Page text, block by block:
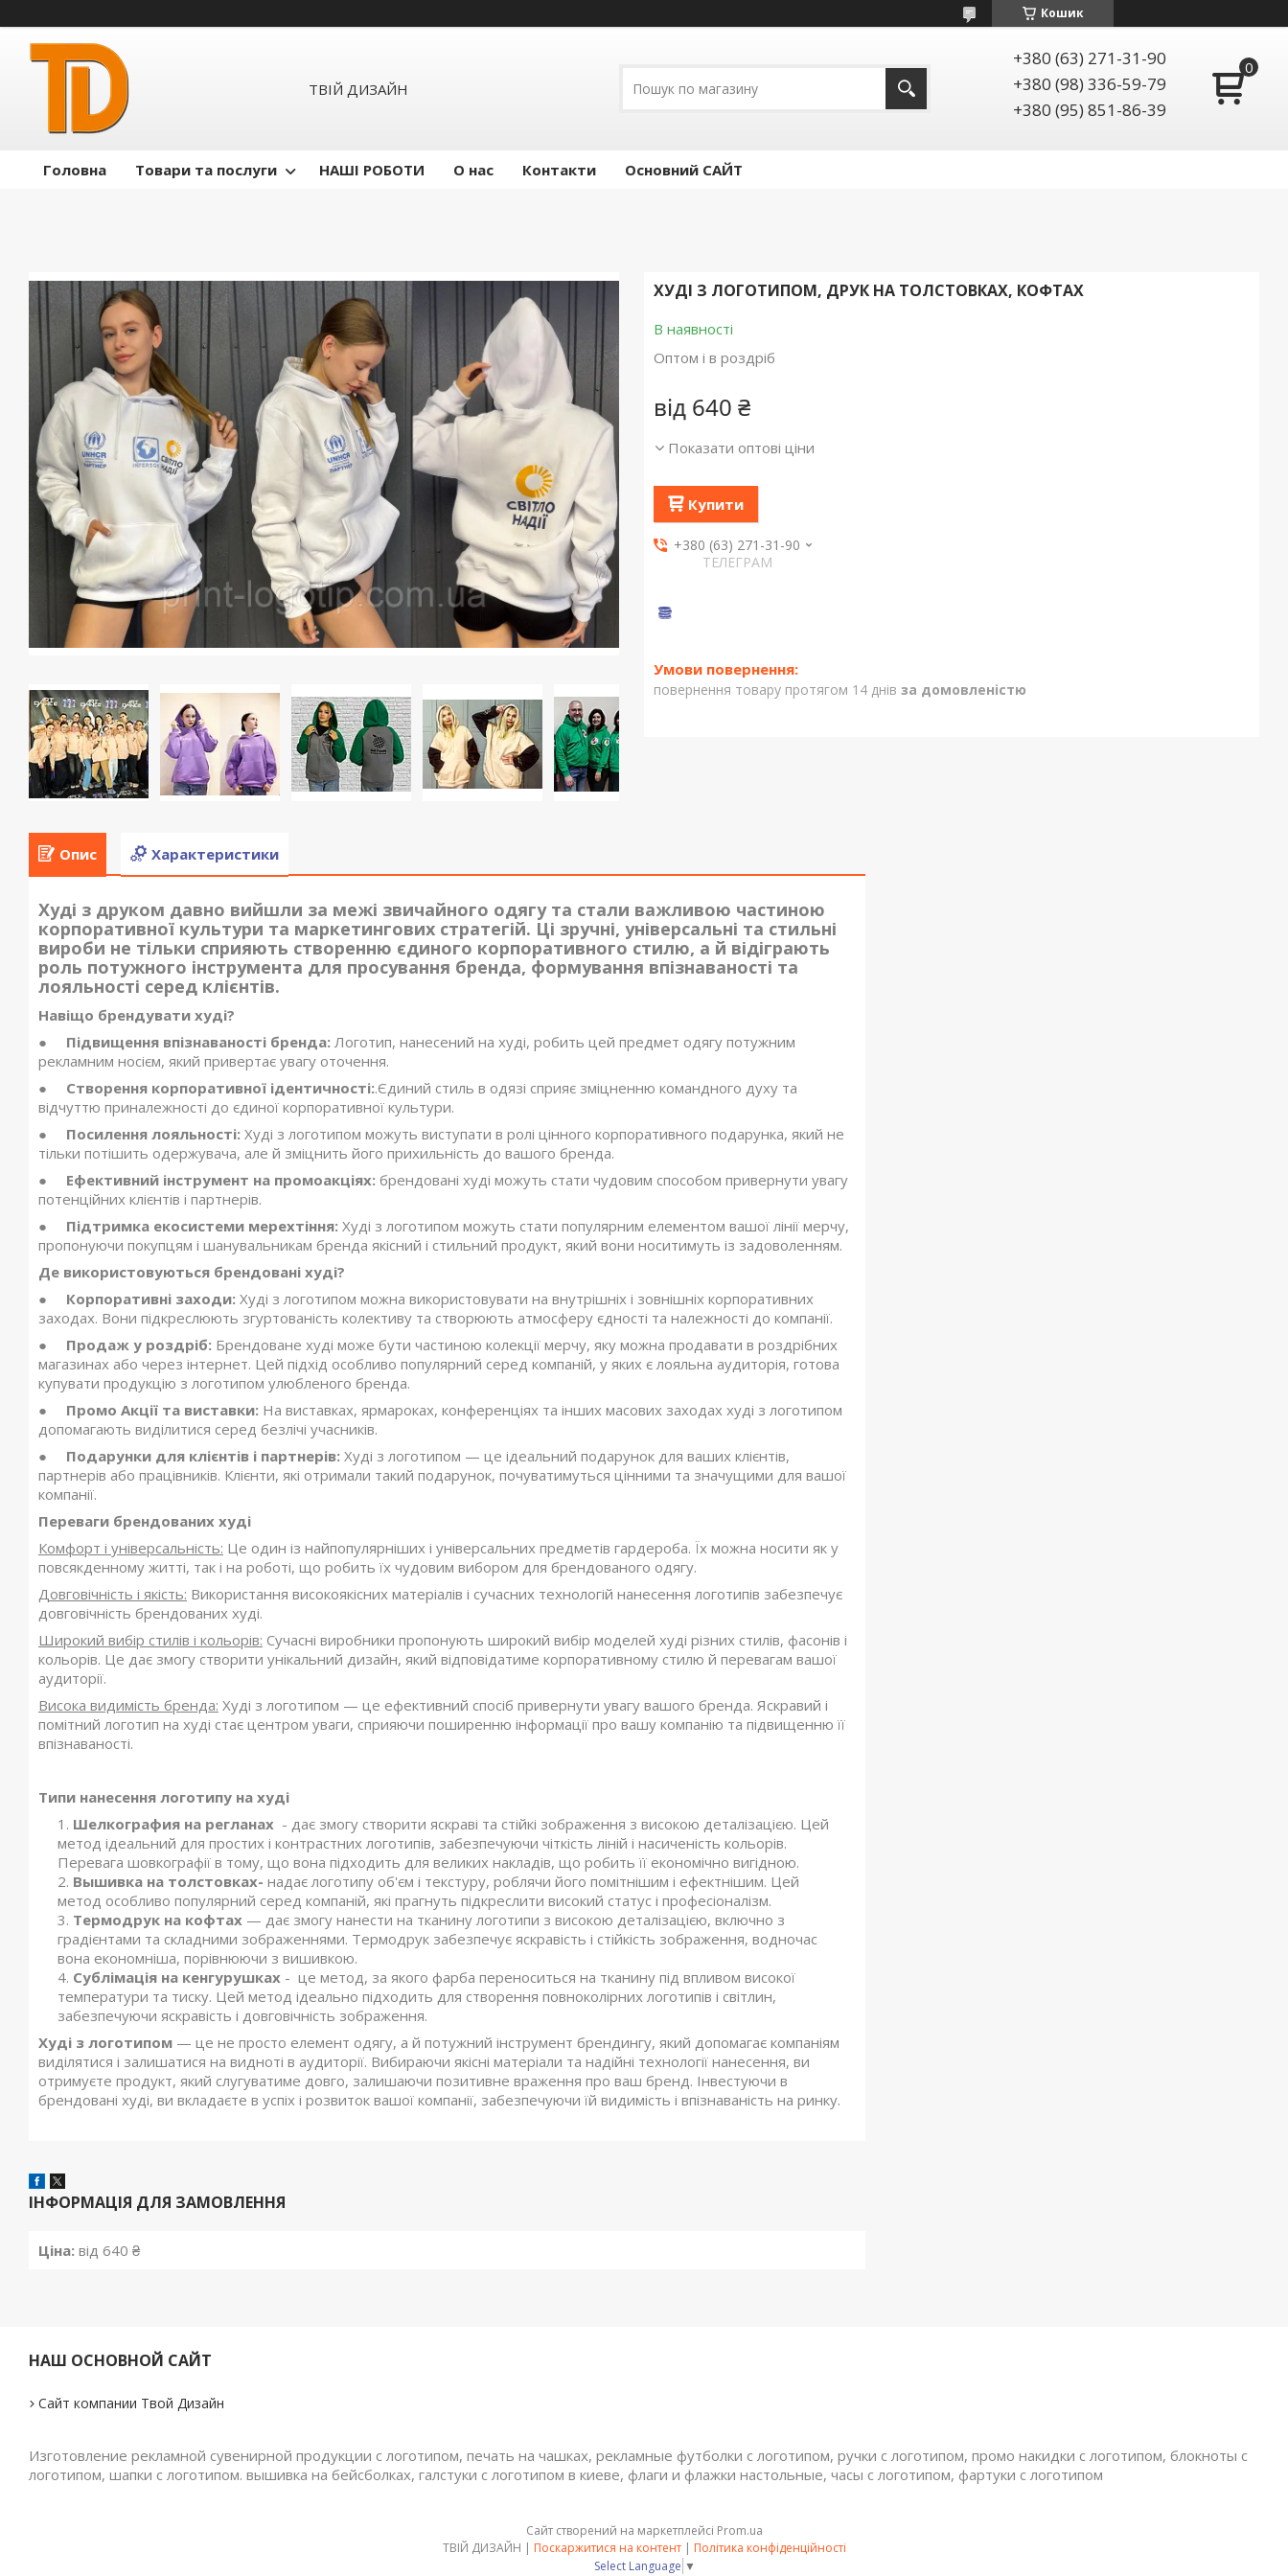
Кошик
ТВІЙ ДИЗАЙН
+380 (63) 271-31-90
+380 (98) 336-59-79
+380 (95) 851-86-39
Головна Товари та послуги НАШІ РОБОТИ О нас Контакти Основний САЙТ
ХУДІ З ЛОГОТИПОМ, ДРУК НА ТОЛСТОВКАХ, КОФТАХ
В наявності
Оптом і в роздріб
від 640 ₴
Показати оптові ціни
Купити
+380 (63) 271-31-90
ТЕЛЕГРАМ
повернення товару протягом 14 днів за домовленістю
Опис Характеристики
Худі з друком давно вийшли за межі звичайного одягу та стали важливою частиною
корпоративної культури та маркетингових стратегій. Ці зручні, універсальні та стильні
вироби не тільки сприяють створенню єдиного корпоративного стилю, а й відіграють
роль потужного інструмента для просування бренда, формування впізнаваності та
лояльності серед клієнтів.
Навіщо брендувати худі?
● Підвищення впізнаваності бренда: Логотип, нанесений на худі, робить цей предмет одягу потужним
рекламним носієм, який привертає увагу оточення.
● Створення корпоративної ідентичності:.Єдиний стиль в одязі сприяє зміцненню командного духу та
відчуттю приналежності до єдиної корпоративної культури.
● Посилення лояльності: Худі з логотипом можуть виступати в ролі цінного корпоративного подарунка, який не
тільки потішить одержувача, але й зміцнить його прихильність до вашого бренда.
● Ефективний інструмент на промоакціях: брендовані худі можуть стати чудовим способом привернути увагу
потенційних клієнтів і партнерів.
● Підтримка екосистеми мерехтіння: Худі з логотипом можуть стати популярним елементом вашої лінії мерчу,
пропонуючи покупцям і шанувальникам бренда якісний і стильний продукт, який вони носитимуть із задоволенням.
Де використовуються брендовані худі?
● Корпоративні заходи: Худі з логотипом можна використовувати на внутрішніх і зовнішніх корпоративних
заходах. Вони підкреслюють згуртованість колективу та створюють атмосферу єдності та належності до компанії.
● Продаж у роздріб: Брендоване худі може бути частиною колекції мерчу, яку можна продавати в роздрібних
магазинах або через інтернет. Цей підхід особливо популярний серед компаній, у яких є лояльна аудиторія, готова
купувати продукцію з логотипом улюбленого бренда.
● Промо Акції та виставки: На виставках, ярмароках, конференціях та інших масових заходах худі з логотипом
допомагають виділитися серед безлічі учасників.
● Подарунки для клієнтів і партнерів: Худі з логотипом — це ідеальний подарунок для ваших клієнтів,
партнерів або працівників. Клієнти, які отримали такий подарунок, почуватимуться цінними та значущими для вашої
компанії.
Переваги брендованих худі
Комфорт і універсальність: Це один із найпопулярніших і універсальних предметів гардероба. Їх можна носити як у
повсякденному житті, так і на роботі, що робить їх чудовим вибором для брендованого одягу.
Довговічність і якість: Використання високоякісних матеріалів і сучасних технологій нанесення логотипів забезпечує
довговічність брендованих худі.
Широкий вибір стилів і кольорів: Сучасні виробники пропонують широкий вибір моделей худі різних стилів, фасонів і
кольорів. Це дає змогу створити унікальний дизайн, який відповідатиме корпоративному стилю й перевагам вашої
аудиторії.
Висока видимість бренда: Худі з логотипом — це ефективний спосіб привернути увагу вашого бренда. Яскравий і
помітний логотип на худі стає центром уваги, сприяючи поширенню інформації про вашу компанію та підвищенню її
впізнаваності.
Типи нанесення логотипу на худі
Шелкография на регланах - дає змогу створити яскраві та стійкі зображення з високою деталізацією. Цей
метод ідеальний для простих і контрастних логотипів, забезпечуючи чіткість ліній і насиченість кольорів.
Перевага шовкографії в тому, що вона підходить для великих накладів, що робить її економічно вигідною.
Вышивка на толстовках- надає логотипу об'єм і текстуру, роблячи його помітнішим і ефектнішим. Цей
метод особливо популярний серед компаній, які прагнуть підкреслити високий статус і професіоналізм.
Термодрук на кофтах — дає змогу нанести на тканину логотипи з високою деталізацією, включно з
градієнтами та складними зображеннями. Термодрук забезпечує яскравість і стійкість зображення, водночас
вона економніша, порівнюючи з вишивкою.
Сублімація на кенгурушках - це метод, за якого фарба переноситься на тканину під впливом високої
температури та тиску. Цей метод ідеально підходить для створення повноколірних логотипів і світлин,
забезпечуючи яскравість і довговічність зображення.
Худі з логотипом — це не просто елемент одягу, а й потужний інструмент брендингу, який допомагає компаніям
виділятися і залишатися на видноті в аудиторії. Вибираючи якісні матеріали та надійні технології нанесення, ви
отримуєте продукт, який слугуватиме довго, залишаючи позитивне враження про ваш бренд. Інвестуючи в
брендовані худі, ви вкладаєте в успіх і розвиток вашої компанії, забезпечуючи їй видимість і впізнаваність на ринку.
ІНФОРМАЦІЯ ДЛЯ ЗАМОВЛЕННЯ
Ціна: від 640 ₴
НАШ ОСНОВНОЙ САЙТ
Сайт компании Твой Дизайн
Изготовление рекламной сувенирной продукции с логотипом, печать на чашках, рекламные футболки с логотипом, ручки с логотипом, промо накидки с логотипом, блокноты с
логотипом, шапки с логотипом. вышивка на бейсболках, галстуки с логотипом в киеве, флаги и флажки настольные, часы с логотипом, фартуки с логотипом
Сайт створений на маркетплейсі Prom.ua
Поскаржитися на контент
Політика конфіденційності
Select Language ▼